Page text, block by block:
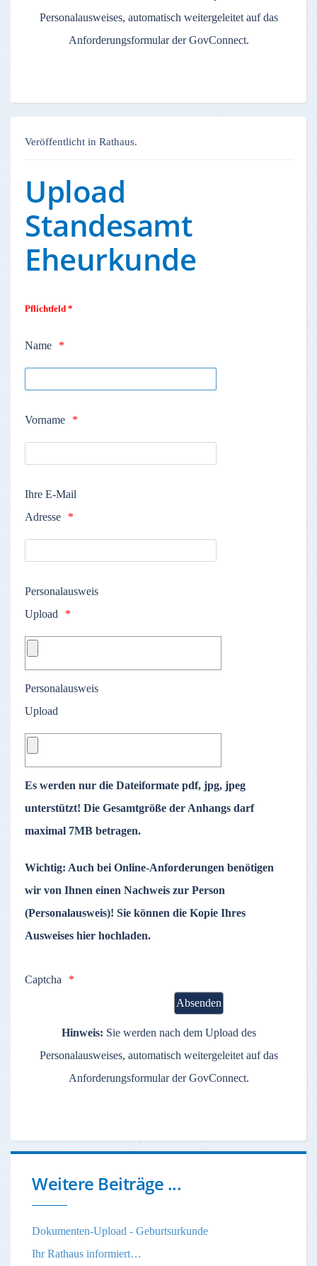
Personalausweises, automatisch weitergeleitet auf das
Anforderungsformular der GovConnect.
Veröffentlicht in Rathaus.
Upload
Standesamt
Eheurkunde
Pflichtfeld *
Name
Vorname
Ihre E-Mail
Adresse
Personalausweis
Upload
Personalausweis
Upload
Es werden nur die Dateiformate pdf, jpg, jpeg
unterstützt! Die Gesamtgröße der Anhangs darf
maximal 7MB betragen.
Wichtig: Auch bei Online-Anforderungen benötigen
wir von Ihnen einen Nachweis zur Person
(Personalausweis)! Sie können die Kopie Ihres
Ausweises hier hochladen.
Captcha
Hinweis: Sie werden nach dem Upload des
Personalausweises, automatisch weitergeleitet auf das
Anforderungsformular der GovConnect.
Weitere Beiträge ...
Dokumenten-Upload - Geburtsurkunde
Ihr Rathaus informiert…